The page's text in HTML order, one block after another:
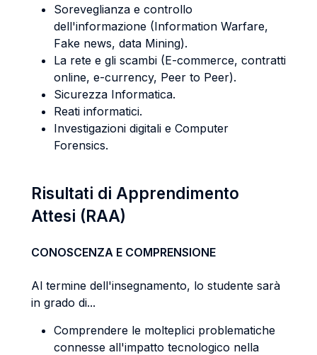
Soreveglianza e controllo
dell'informazione (Information Warfare,
Fake news, data Mining).
La rete e gli scambi (E-commerce, contratti
online, e-currency, Peer to Peer).
Sicurezza Informatica.
Reati informatici.
Investigazioni digitali e Computer
Forensics.
Risultati di Apprendimento
Attesi (RAA)
CONOSCENZA E COMPRENSIONE
Al termine dell'insegnamento, lo studente sarà
in grado di...
Comprendere le molteplici problematiche
connesse all'impatto tecnologico nella